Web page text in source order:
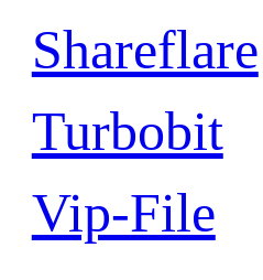
Shareflare
Turbobit
Vip-File